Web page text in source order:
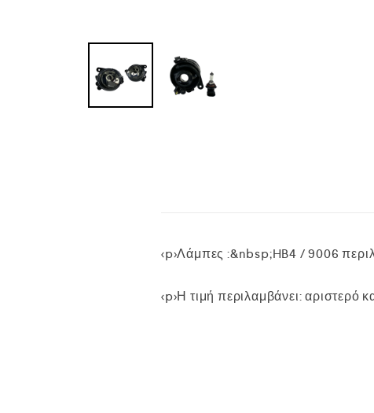
<p>Λάμπες :&nbsp;HB4 / 9006
<p>Η τιμή περιλαμβάνει: αριστερό